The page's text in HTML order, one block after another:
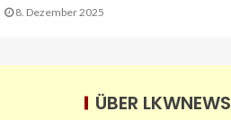
8. Dezember 2025
ÜBER LKWNEWS